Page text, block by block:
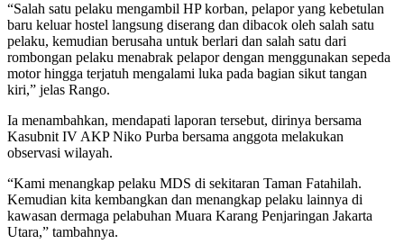
“Salah satu pelaku mengambil HP korban, pelapor yang kebetulan
baru keluar hostel langsung diserang dan dibacok oleh salah satu
pelaku, kemudian berusaha untuk berlari dan salah satu dari
rombongan pelaku menabrak pelapor dengan menggunakan sepeda
motor hingga terjatuh mengalami luka pada bagian sikut tangan
kiri,” jelas Rango.
Ia menambahkan, mendapati laporan tersebut, dirinya bersama
Kasubnit IV AKP Niko Purba bersama anggota melakukan
observasi wilayah.
“Kami menangkap pelaku MDS di sekitaran Taman Fatahilah.
Kemudian kita kembangkan dan menangkap pelaku lainnya di
kawasan dermaga pelabuhan Muara Karang Penjaringan Jakarta
Utara,” tambahnya.